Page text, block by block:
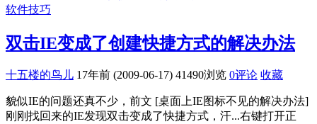
软件技巧
双击IE变成了创建快捷方式的解决办法
十五楼的鸟儿 17年前 (2009-06-17) 41490浏览 0评论 收藏
貌似IE的问题还真不少，前文 [桌面上IE图标不见的解决办法]
刚刚找回来的IE发现双击变成了快捷方式，汗...右键打开正